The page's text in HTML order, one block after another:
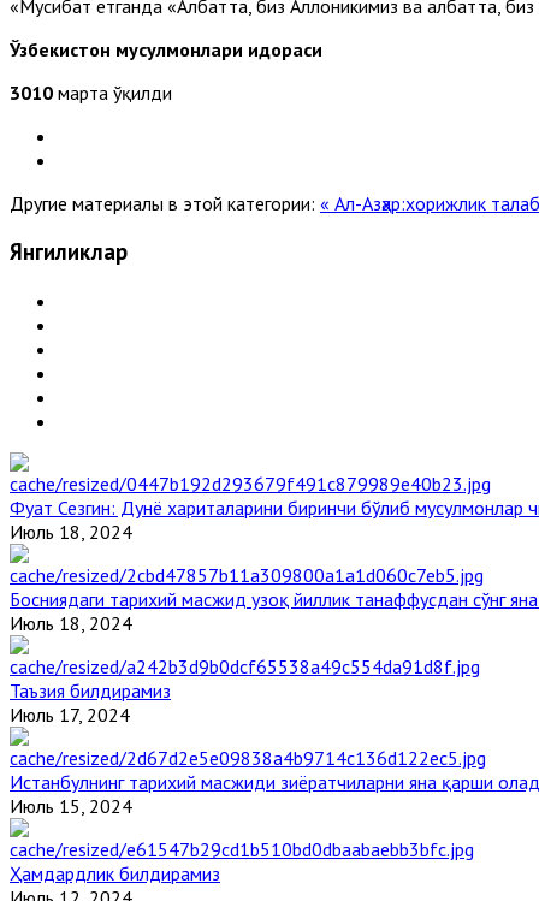
«Мусибат етганда «Албатта, биз Аллоҳникимиз ва албатта,
Ўзбекистон мусулмонлари идораси
3010 марта ўқилди
Другие материалы в этой категории: « Aл-Aзҳар:хорижлик
Янгиликлар
Фуат Сезгин: Дунё хариталарини биринчи бўлиб мусулмонлар
Июль 18, 2024
Босниядаги тарихий масжид узоқ йиллик танаффусдан сўнг
Июль 18, 2024
Таъзия билдирамиз
Июль 17, 2024
Истанбулнинг тарихий масжиди зиёратчиларни яна қарши
Июль 15, 2024
Ҳамдардлик билдирамиз